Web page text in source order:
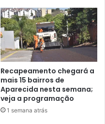
Recapeamento chegará a
mais 15 bairros de
Aparecida nesta semana;
veja a programação
1 semana atrás